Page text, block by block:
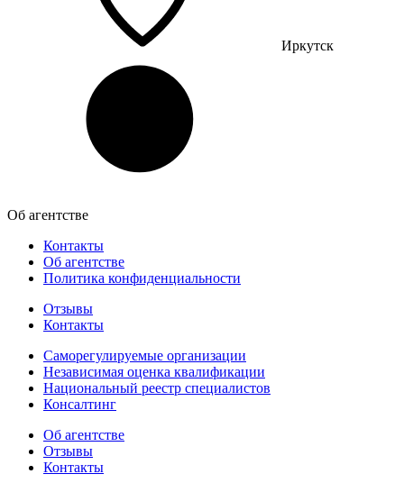
Иркутск
Об агентстве
Контакты
Об агентстве
Политика конфиденциальности
Отзывы
Контакты
Саморегулируемые организации
Независимая оценка квалификации
Национальный реестр специалистов
Консалтинг
Об агентстве
Отзывы
Контакты